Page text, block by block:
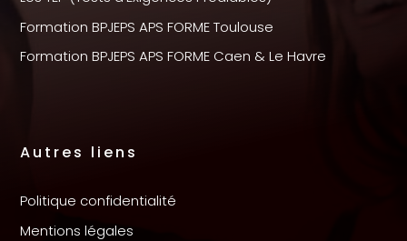
Formation BPJEPS APS FORME Toulouse
Formation BPJEPS APS FORME Caen & Le Havre
Autres liens
Politique confidentialité
Mentions légales